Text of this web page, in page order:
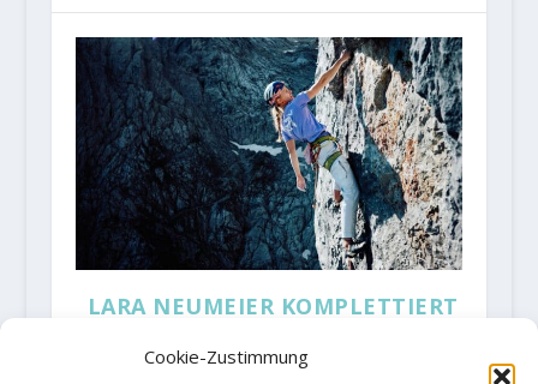
Cookie-Zustimmung
LARA NEUMEIER KOMPLETTIERT
KAISERS NEUE KLEIDER“ DIE